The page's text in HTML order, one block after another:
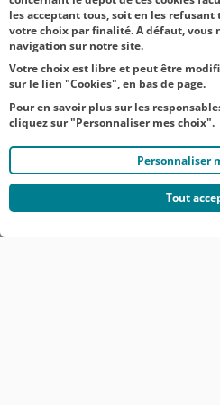
est.fr
les acceptant tous, soit en les
votre choix par finalité. A défaut, vous
navigation sur notre site.
Votre choix est libre et peut être
sur le lien "Cookies", en bas de page.
Pour en savoir plus sur les
cliquez sur "Personnaliser mes choix".
Personnaliser
Tout